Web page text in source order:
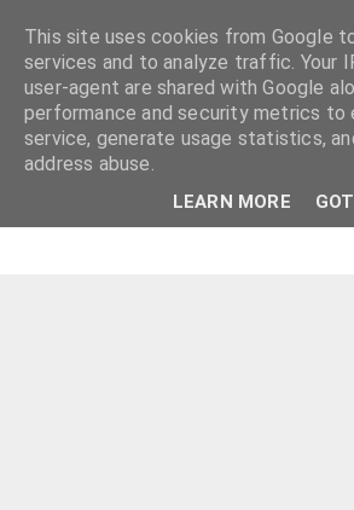
This site uses cookies from Google
services and to analyze traffic. Your
user-agent are shared with Google
performance and security metrics to
service, generate usage statistics,
address abuse.
LEARN MORE